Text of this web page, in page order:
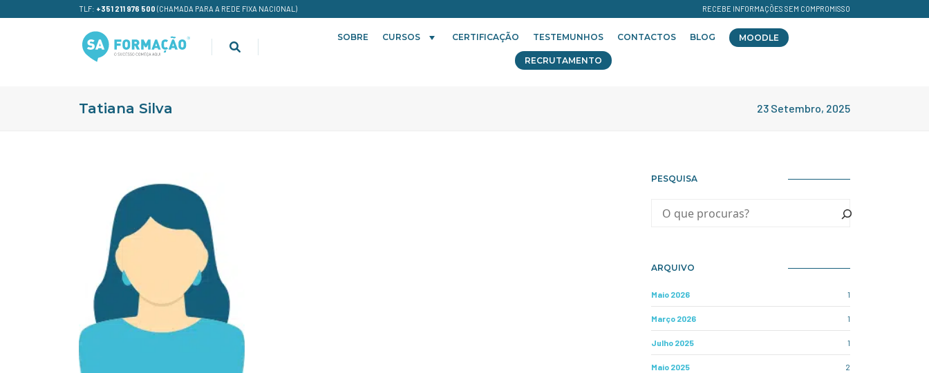
TLF: +351 211 976 500 (CHAMADA PARA A REDE FIXA NACIONAL) RECEBE INFORMAÇÕES SEM COMPROMISSO
SOBRE CURSOS CERTIFICAÇÃO TESTEMUNHOS CONTACTOS BLOG MOODLE
RECRUTAMENTO
Tatiana Silva 23 Setembro, 2025
PESQUISA
ARQUIVO
Maio 2026 1
Março 2026 1
Julho 2025 1
Maio 2025 2